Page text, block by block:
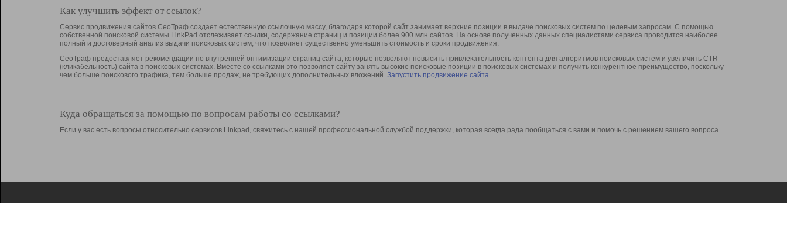
Как улучшить эффект от ссылок?
Сервис продвижения сайтов СеоТраф создает естественную ссылочную массу, благодаря которой сайт занимает верхние позиции в выдаче поисковых систем по целевым запросам. С помощью
собственной поисковой системы LinkPad отслеживает ссылки, содержание страниц и позиции более 900 млн сайтов. На основе полученных данных специалистами сервиса проводится наиболее
полный и достоверный анализ выдачи поисковых систем, что позволяет существенно уменьшить стоимость и сроки продвижения.
СеоТраф предоставляет рекомендации по внутренней оптимизации страниц сайта, которые позволяют повысить привлекательность контента для алгоритмов поисковых систем и увеличить CTR
(кликабельность) сайта в поисковых системах. Вместе со ссылками это позволяет сайту занять высокие поисковые позиции в поисковых системах и получить конкурентное преимущество, поскольку
чем больше поискового трафика, тем больше продаж, не требующих дополнительных вложений. Запустить продвижение сайта
Куда обращаться за помощью по вопросам работы со ссылками?
Если у вас есть вопросы относительно сервисов Linkpad, свяжитесь с нашей профессиональной службой поддержки, которая всегда рада пообщаться с вами и помочь с решением вашего вопроса.